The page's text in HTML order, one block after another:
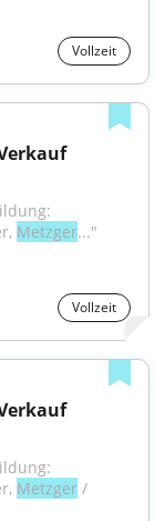
Vollzeit
Metzger..."
Vollzeit
Metzger /